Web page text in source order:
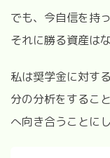
でも、今自信を持
それに勝る資産は
私は奨学金に対す
分の分析をするこ
へ向き合うことに